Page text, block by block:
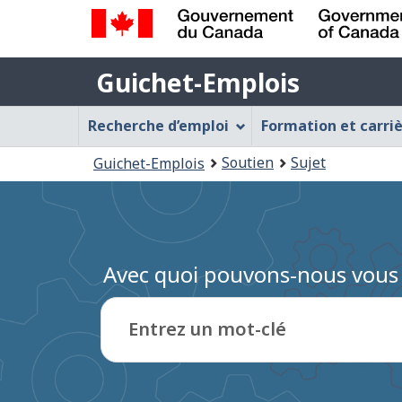
Gouvernement
du
Canada
/
Government
of
Canada
Guichet-
Emplois
Guichet-Emplois
Menu
Guichet-
Emplois
Recherche d’emploi Formation et
êtes
Guichet-Emplois Soutien Sujet
Avec quoi pouvons-nous
Entrez un mot-clé
Entrez